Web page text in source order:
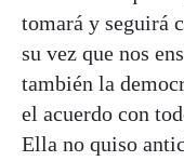
tomará y seguirá
su vez que nos
también la
el acuerdo con
Ella no quiso